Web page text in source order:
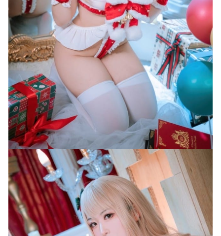
Sia – [Paranhosu] 2022 – Blue Water [51P-206MB] 2022-12-18